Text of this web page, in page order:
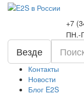
+7
ПН.-
Везде
Контакты
Новости
Блог E2S